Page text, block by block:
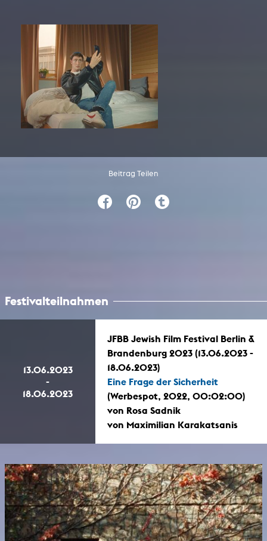
Beitrag Teilen
Festivalteilnahmen
13.06.2023
-
18.06.2023
JFBB Jewish Film Festival Berlin &
Brandenburg 2023 (13.06.2023 -
18.06.2023)
Eine Frage der Sicherheit
(Werbespot, 2022, 00:02:00)
von Rosa Sadnik
von Maximilian Karakatsanis